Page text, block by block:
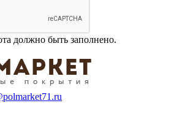
должно быть заполнено.